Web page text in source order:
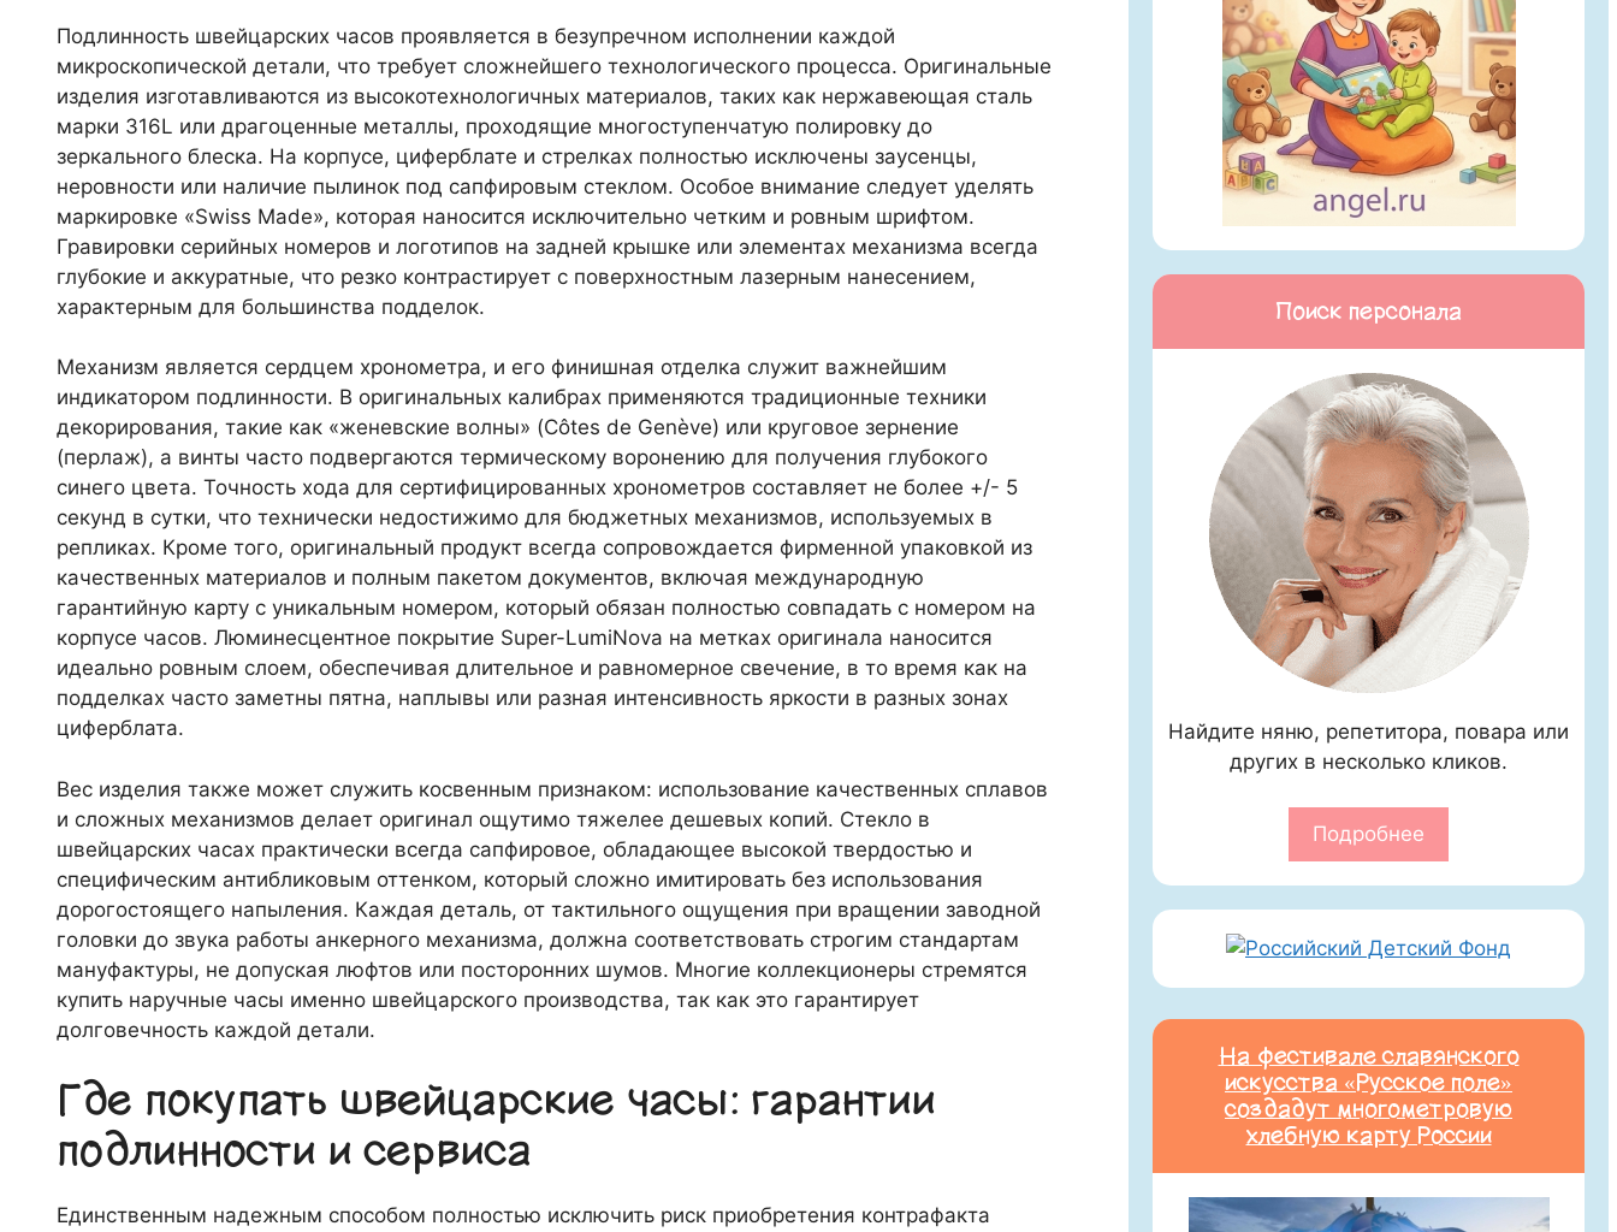
Подлинность швейцарских часов проявляется в безупречном исполнении каждой
микроскопической детали, что требует сложнейшего технологического процесса. Оригинальные
изделия изготавливаются из высокотехнологичных материалов, таких как нержавеющая сталь
марки 316L или драгоценные металлы, проходящие многоступенчатую полировку до
зеркального блеска. На корпусе, циферблате и стрелках полностью исключены заусенцы,
неровности или наличие пылинок под сапфировым стеклом. Особое внимание следует уделять
маркировке «Swiss Made», которая наносится исключительно четким и ровным шрифтом.
Гравировки серийных номеров и логотипов на задней крышке или элементах механизма всегда
глубокие и аккуратные, что резко контрастирует с поверхностным лазерным нанесением,
характерным для большинства подделок.
Механизм является сердцем хронометра, и его финишная отделка служит важнейшим
индикатором подлинности. В оригинальных калибрах применяются традиционные техники
декорирования, такие как «женевские волны» (Côtes de Genève) или круговое зернение
(перлаж), а винты часто подвергаются термическому воронению для получения глубокого
синего цвета. Точность хода для сертифицированных хронометров составляет не более +/- 5
секунд в сутки, что технически недостижимо для бюджетных механизмов, используемых в
репликах. Кроме того, оригинальный продукт всегда сопровождается фирменной упаковкой из
качественных материалов и полным пакетом документов, включая международную
гарантийную карту с уникальным номером, который обязан полностью совпадать с номером на
корпусе часов. Люминесцентное покрытие Super-LumiNova на метках оригинала наносится
идеально ровным слоем, обеспечивая длительное и равномерное свечение, в то время как на
подделках часто заметны пятна, наплывы или разная интенсивность яркости в разных зонах
циферблата.
Вес изделия также может служить косвенным признаком: использование качественных сплавов
и сложных механизмов делает оригинал ощутимо тяжелее дешевых копий. Стекло в
швейцарских часах практически всегда сапфировое, обладающее высокой твердостью и
специфическим антибликовым оттенком, который сложно имитировать без использования
дорогостоящего напыления. Каждая деталь, от тактильного ощущения при вращении заводной
головки до звука работы анкерного механизма, должна соответствовать строгим стандартам
мануфактуры, не допуская люфтов или посторонних шумов. Многие коллекционеры стремятся
купить наручные часы именно швейцарского производства, так как это гарантирует
долговечность каждой детали.
Где покупать швейцарские часы: гарантии
подлинности и сервиса
Единственным надежным способом полностью исключить риск приобретения контрафакта
Поиск персонала
Найдите няню, репетитора, повара или
других в несколько кликов.
Подробнее
На фестивале славянского
искусства «Русское поле»
создадут многометровую
хлебную карту России